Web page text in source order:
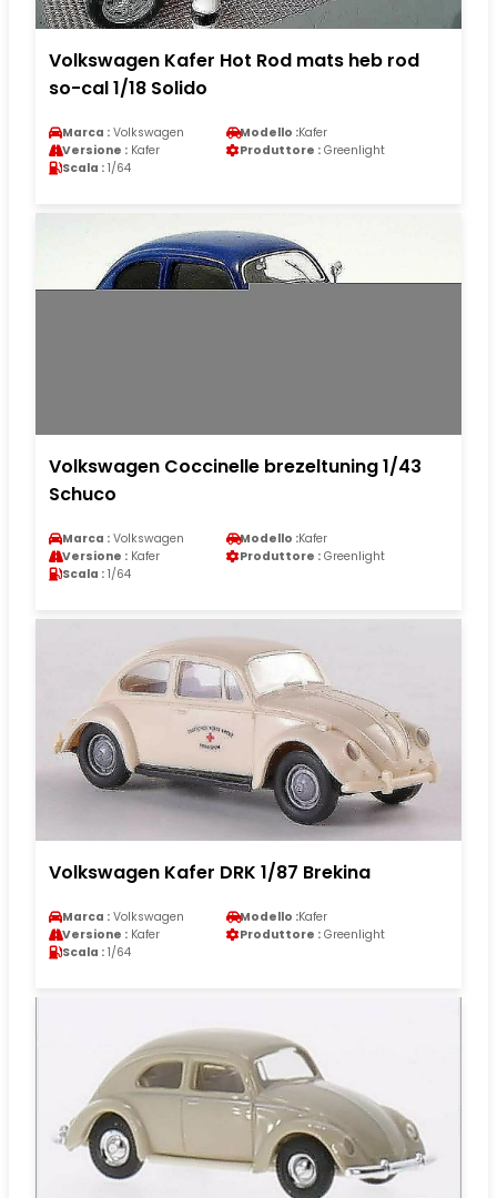
Volkswagen Kafer Hot Rod mats heb rod
so-cal 1/18 Solido
Marca : Volkswagen Modello :Kafer
Versione : Kafer Produttore : Greenlight
Scala : 1/64
Volkswagen Coccinelle brezeltuning 1/43
Schuco
Marca : Volkswagen Modello :Kafer
Versione : Kafer Produttore : Greenlight
Scala : 1/64
Volkswagen Kafer DRK 1/87 Brekina
Marca : Volkswagen Modello :Kafer
Versione : Kafer Produttore : Greenlight
Scala : 1/64